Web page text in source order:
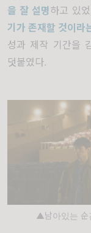
을 잘 설명하고 있
기가 존재할 것이라
성과 제작 기간을
덧붙였다.
▲남아있는 순